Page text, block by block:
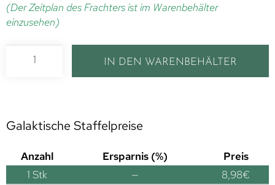
(Der Zeitplan des Frachters ist im Warenbehälter
einzusehen)
IN DEN WARENBEHÄLTER
Galaktische Staffelpreise
Anzahl Ersparnis (%)
Preis
1 Stk — 8,98€